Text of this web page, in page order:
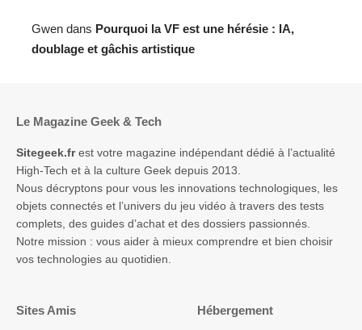
Gwen dans Pourquoi la VF est une hérésie : IA,
doublage et gâchis artistique
Le Magazine Geek & Tech
Sitegeek.frest votre magazine indépendant dédié à l’actualité
High-Tech et à la culture Geek depuis 2013.
Nous décryptons pour vous les innovations technologiques, les
objets connectés et l’univers du jeu vidéo à travers des tests
complets, des guides d’achat et des dossiers passionnés.
Notre mission : vous aider à mieux comprendre et bien choisir
vos technologies au quotidien.
Sites Amis Hébergement